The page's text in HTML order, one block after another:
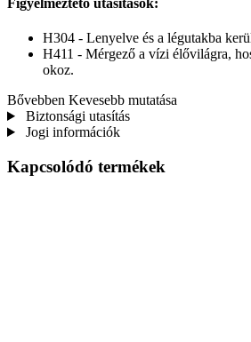
H304 - Lenyelve és a légutakba
H411 - Mérgező a vízi élővilágra,
okoz.
Bővebben Kevesebb mutatása
Biztonsági utasítás
Jogi információk
Kapcsolódó termékek